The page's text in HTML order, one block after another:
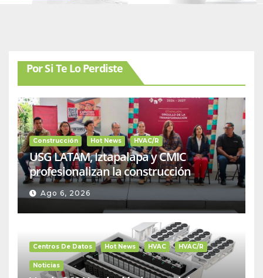
Por Si Te Lo Perdiste
Construcción Hot News HVAC/R
USG LATAM, Iztapalapa y CMIC
profesionalizan la construcción
Ago 6, 2026
Centros De Datos Hot News HVAC HVAC/R
Noticias